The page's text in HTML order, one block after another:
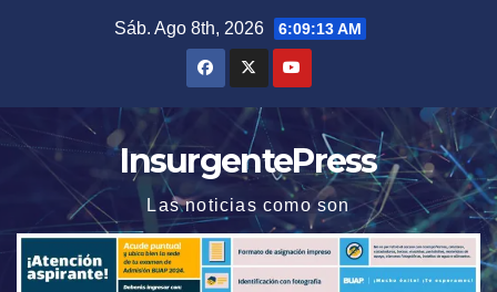
Sáb. Ago 8th, 2026 6:09:14 AM
InsurgentePress
Las noticias como son